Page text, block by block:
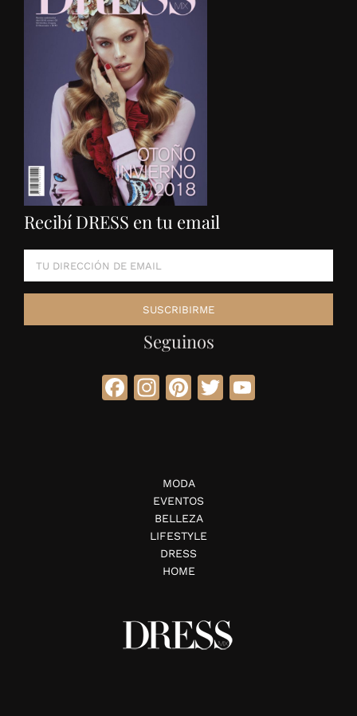
Recibí DRESS en tu email
Seguinos
Facebook
Instagram
Pinterest
Twitter
MODA
EVENTOS
BELLEZA
LIFESTYLE
DRESS
HOME